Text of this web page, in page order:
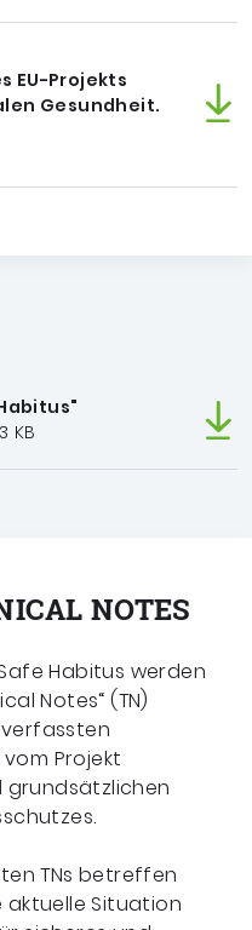
EU-Projekts
Gesundheit.
KB
NOTES
Habitus werden
Notes“ (TN)
Projekt
grundsätzlichen
TNs betreffen
Situation